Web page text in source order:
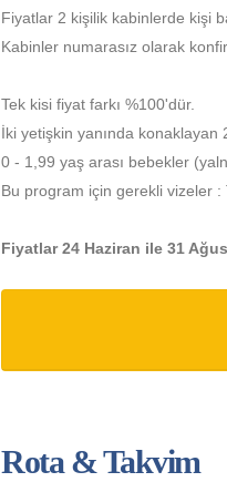
Fiyatlar 2 kişilik kabinlerde kişi
Kabinler numarasız olarak
Tek kisi fiyat farkı %100'dür.
İki yetişkin yanında
0 - 1,99 yaş arası bebekler
Bu program için gerekli vizeler :
Fiyatlar 24 Haziran ile 31
Rota & Takvim